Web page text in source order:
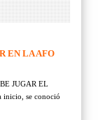
EN LA AFO
JUGAR EL
inicio, se conoció